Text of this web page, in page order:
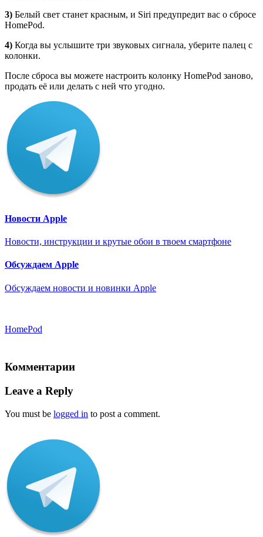
3) Белый свет станет красным, и Siri предупредит вас о сбросе
HomePod.
4) Когда вы услышите три звуковых сигнала, уберите палец с
колонки.
После сброса вы можете настроить колонку HomePod заново,
продать её или делать с ней что угодно.
Новости Apple
Новости, инструкции и крутые обои в твоем смартфоне
Обсуждаем Apple
Обсуждаем новости и новинки Apple
HomePod
Комментарии
Leave a Reply
You must be logged in to post a comment.